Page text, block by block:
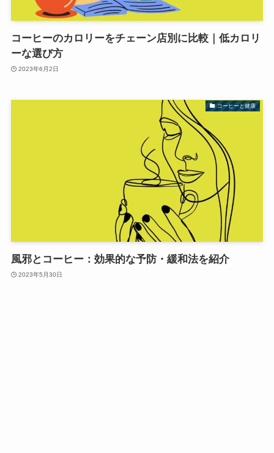
コーヒーのカロリーをチェーン店別に比較｜低カロリ
ーな選び方
2023年6月2日
コーヒーと健康
風邪とコーヒー：効果的な予防・緩和法を紹介
2023年5月30日